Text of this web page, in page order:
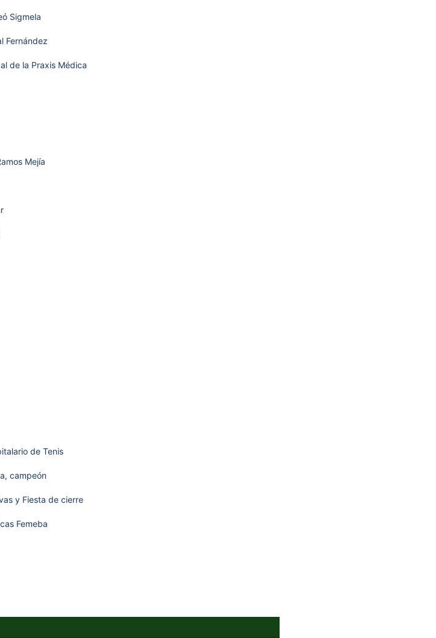
Sigmela
Fernández
de la Praxis Médica
Mejía
r
de Tenis
campeón
y Fiesta de cierre
Femeba